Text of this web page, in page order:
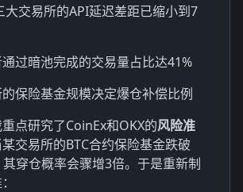
大交易所的API延迟差距已缩小到7
过暗池完成的交易量占比达41%
保险基金规模决定爆仓补偿比例
点研究了CoinEx和OKX的风险准
交易所的BTC合约保险基金跌破
其穿仓概率会骤增3倍。于是重新制